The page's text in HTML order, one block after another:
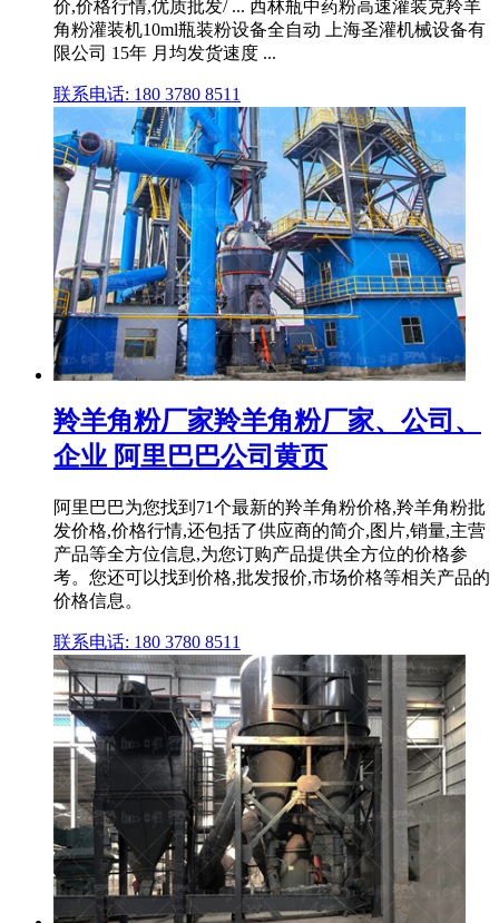
价,价格行情,优质批发/ ... 西林瓶中药粉高速灌装克羚羊
角粉灌装机10ml瓶装粉设备全自动 上海圣灌机械设备有
限公司 15年 月均发货速度 ...
联系电话: 180 3780 8511
羚羊角粉厂家羚羊角粉厂家、公司、
企业 阿里巴巴公司黄页
阿里巴巴为您找到71个最新的羚羊角粉价格,羚羊角粉批
发价格,价格行情,还包括了供应商的简介,图片,销量,主营
产品等全方位信息,为您订购产品提供全方位的价格参
考。您还可以找到价格,批发报价,市场价格等相关产品的
价格信息。
联系电话: 180 3780 8511